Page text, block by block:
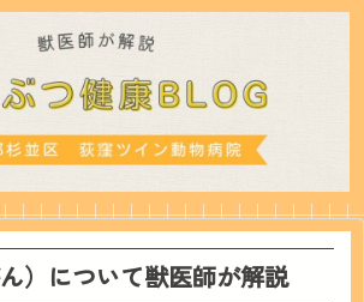
）について獣医師が解説